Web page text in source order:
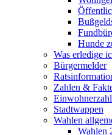
Hunde
Was erledige
Bürgermelder
Zahlen &
Stadtwappen
Wahlen
Wahlen